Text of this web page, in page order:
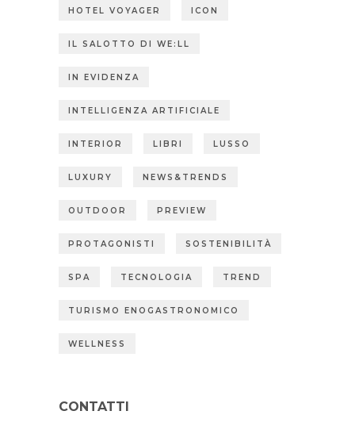
HOTEL VOYAGER ICON
IL SALOTTO DI WE:LL
IN EVIDENZA
INTELLIGENZA ARTIFICIALE
INTERIOR LIBRI LUSSO
LUXURY NEWS&TRENDS
OUTDOOR PREVIEW
PROTAGONISTI SOSTENIBILITÀ
SPA TECNOLOGIA TREND
TURISMO ENOGASTRONOMICO
WELLNESS
CONTATTI